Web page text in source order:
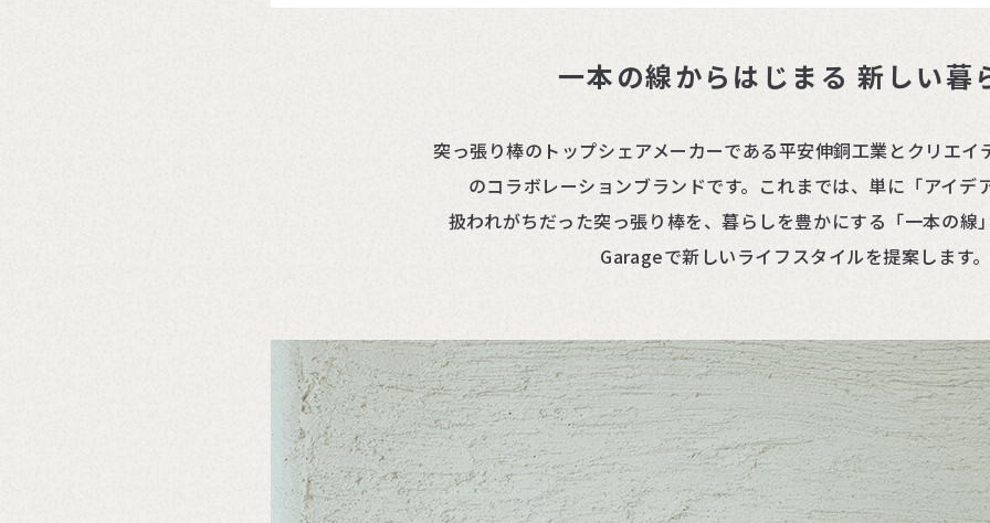
一本の線からはじまる 新しい暮
突っ張り棒のトップシェアメーカーである平安伸銅工業とクリエ
のコラボレーションブランドです。これまでは、単に「アイデ
扱われがちだった突っ張り棒を、暮らしを豊かにする「一本の線
Garageで新しいライフスタイルを提案します。